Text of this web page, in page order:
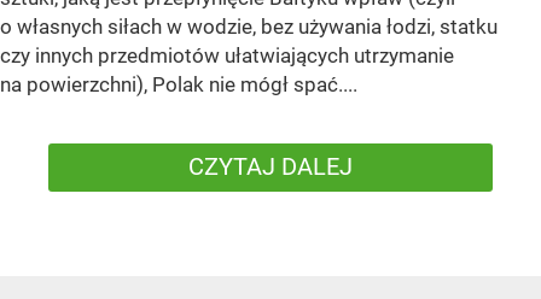
o własnych siłach w wodzie, bez używania łodzi, statku
czy innych przedmiotów ułatwiających utrzymanie
na powierzchni), Polak nie mógł spać....
CZYTAJ DALEJ